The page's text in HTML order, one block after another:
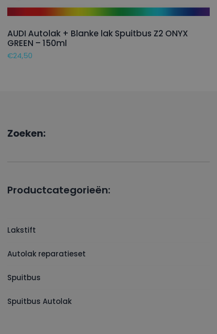
AUDI Autolak + Blanke lak Spuitbus Z2 ONYX
GREEN – 150ml
€24,50
Zoeken:
Productcategorieën:
Lakstift
Autolak reparatieset
Spuitbus
Spuitbus Autolak